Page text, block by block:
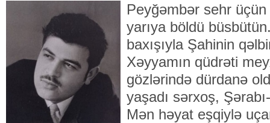
Peyğəmbər sehr
yarıya böldü
baxışıyla Şahinin
Xəyyamın qüdrəti
gözlərində dürdanə
yaşadı sərxoş,
Mən həyat eşqiylə